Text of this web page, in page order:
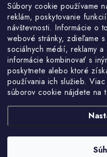
Súbory cookie používame
reklám, poskytovanie
návštevnosti. Informácie o
webové stránky, zdieľame
sociálnych médií, reklamy
informácie kombinovať s
poskytnete alebo ktoré
používania ich služieb.
súborov cookie nájdete na
Nakupovanie
Ako nakupovať
Obchodné podmienky
Doprava a platba
Ochrana osobných údajov
Licenčné zmluvy k fotografiám
Osobné vyzdvihnutie v Prešove
Objednávky
Použitie Darčekovej poukážky
REKLAMÁCIA / VRÁTENIE
O nás
SHOWROOM Prešov
Služby
Velkoobchod